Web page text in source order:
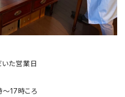
いた営業日
～17時ころ